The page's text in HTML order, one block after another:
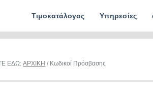
Τιμοκατάλογος Υπηρεσίες
ΕΔΩ:ΑΡΧΙΚΗ / Κωδικοί Πρόσβασης